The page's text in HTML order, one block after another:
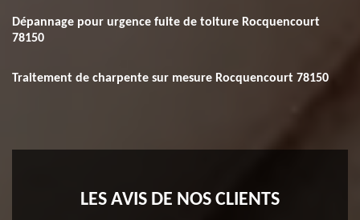
Dépannage pour urgence fuite de toiture Rocquencourt
78150
Traitement de charpente sur mesure Rocquencourt 78150
LES AVIS DE NOS CLIENTS